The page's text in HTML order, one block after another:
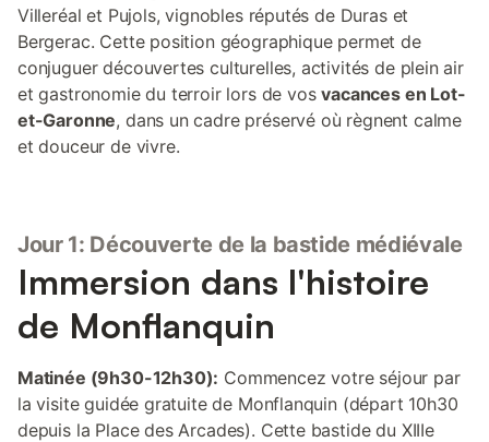
Villeréal et Pujols, vignobles réputés de Duras et
Bergerac. Cette position géographique permet de
conjuguer découvertes culturelles, activités de plein air
et gastronomie du terroir lors de vosvacances en Lot-
et-Garonne, dans un cadre préservé où règnent calme
et douceur de vivre.
Jour 1: Découverte de la bastide médiévale
Immersion dans l'histoire
de Monflanquin
Matinée (9h30-12h30): Commencez votre séjour par
la visite guidée gratuite de Monflanquin (départ 10h30
depuis la Place des Arcades). Cette bastide du XIIIe